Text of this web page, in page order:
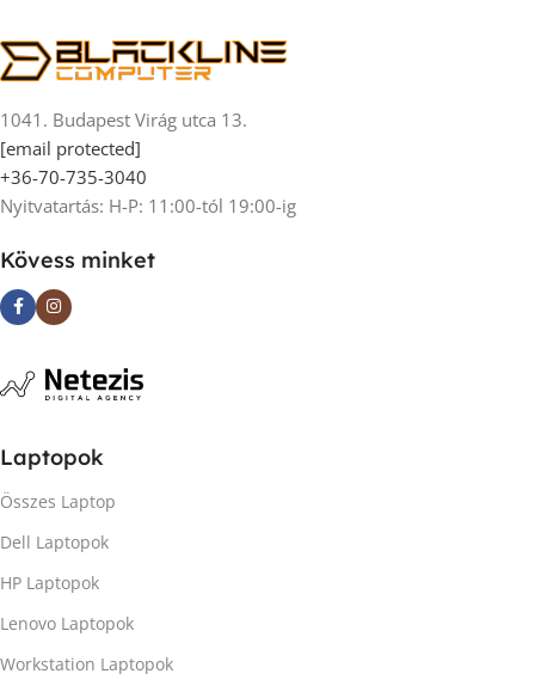
1041. Budapest Virág utca 13.
[email protected]
+36-70-735-3040
Nyitvatartás: H-P: 11:00-tól 19:00-ig
Kövess minket
Laptopok
Összes Laptop
Dell Laptopok
HP Laptopok
Lenovo Laptopok
Workstation Laptopok